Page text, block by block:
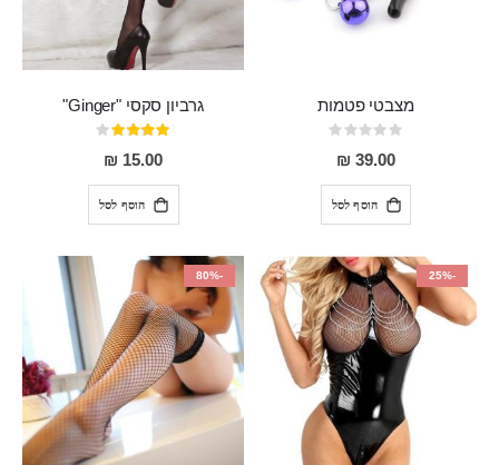
מצבטי פטמות
Rating:
0%
39.00 ₪
הוסף לסל
גרביון סקסי "Ginger"
דירוג:
80%
15.00 ₪
הוסף לסל
-25%
-80%